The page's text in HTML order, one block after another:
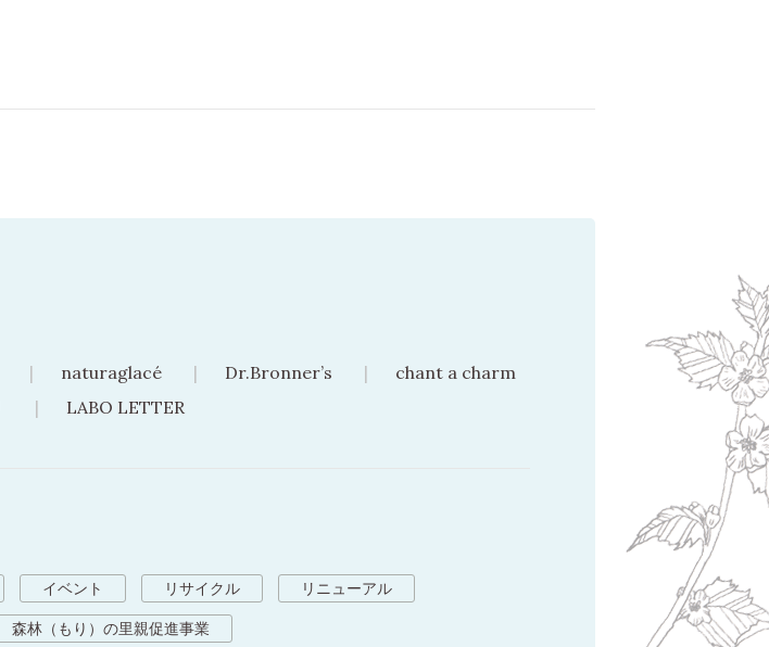
naturaglacé Dr.Bronner’s
chant a charm
LABO LETTER
イベント リサイクル リニューアル
森林（もり）の里親促進事業